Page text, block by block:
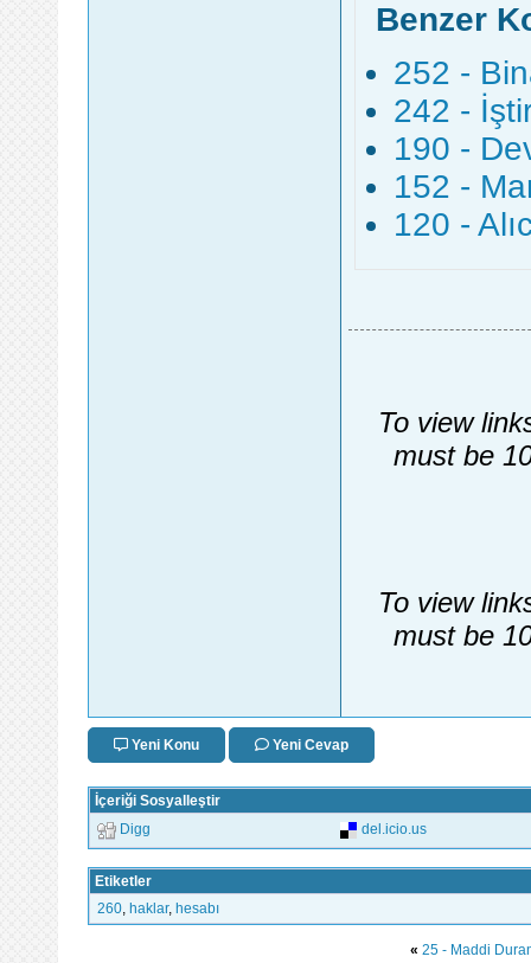
Benzer
252 -
242 -
190 -
152 -
120 -
To view
must be
To view
must be
Yeni Konu Yeni Cevap
İçeriği Sosyalleştir
Digg del.icio.us
Etiketler
260
haklar, hesabı
« 25 - Maddi